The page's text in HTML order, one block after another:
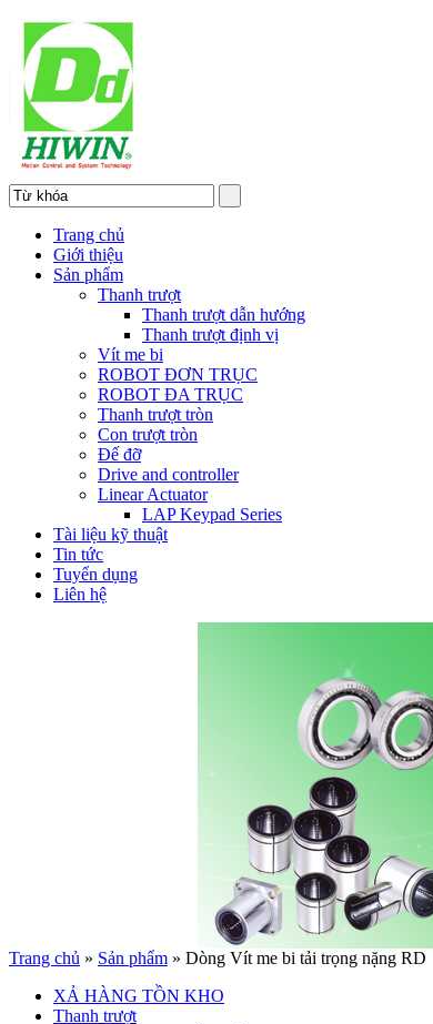
Trang chủ
Giới thiệu
Sản phẩm
Thanh trượt
Thanh trượt dẫn hướng
Thanh trượt định vị
Vít me bi
ROBOT ĐƠN TRỤC
ROBOT ĐA TRỤC
Thanh trượt tròn
Con trượt tròn
Đế đỡ
Drive and controller
Linear Actuator
LAP Keypad Series
Tài liệu kỹ thuật
Tin tức
Tuyển dụng
Liên hệ
Trang chủ » Sản phẩm » Dòng Vít me bi tải trọng nặng RD
XẢ HÀNG TỒN KHO
Thanh trượt